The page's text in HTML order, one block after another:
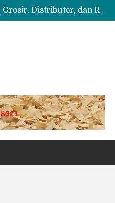
Pusatnya Agen, Grosir, Distributor, dan Reseller Puyur Koin
1 Ball 5 kg